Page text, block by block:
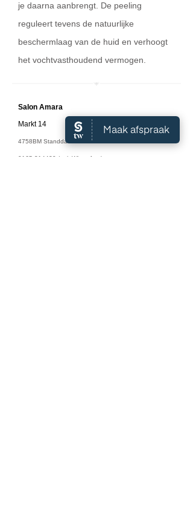
je daarna aanbrengt. De peeling
reguleert tevens de natuurlijke
beschermlaag van de huid en verhoogt
het vochtvasthoudend vermogen.
Salon Amara
Markt 14
4758BM Standdaarbuiten
0165-314420 (ook WhatsApp)